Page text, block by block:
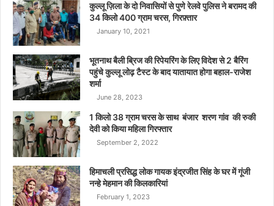
कुल्लू ज़िला के दो निवासियों से पुणे रेलवे पुलिस ने बरामद की
34 किलो 400 ग्राम चरस, गिरफ़्तार
January 10, 2021
भूतनाथ बैली ब्रिज की रिपेयरिंग के लिए विदेश से 2 बैरिंग
पहुंचे कुल्लू लोढ़ टैस्ट के बाद यातायात होगा बहाल-राजेश
शर्मा
June 28, 2023
1 किलो 38 ग्राम चरस के साथ बंजार शरण गांव की रुकी
देवी को किया महिला गिरफ्तार
September 2, 2022
हिमाचली प्रसिद्ध लोक गायक इंद्रजीत सिंह के घर में गूंजी
नन्हे मेहमान की किलकारियां
February 1, 2023